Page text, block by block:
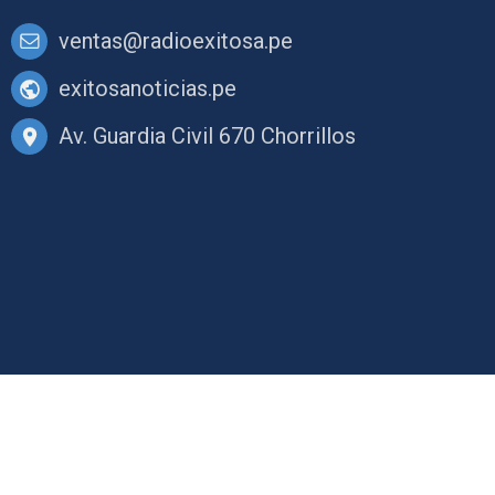
ventas@radioexitosa.pe
exitosanoticias.pe
Av. Guardia Civil 670 Chorrillos